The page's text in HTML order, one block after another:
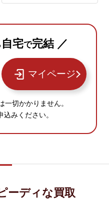
自宅で完結 ／
マイページ
一切かかりません。
みください。
ーディな買取